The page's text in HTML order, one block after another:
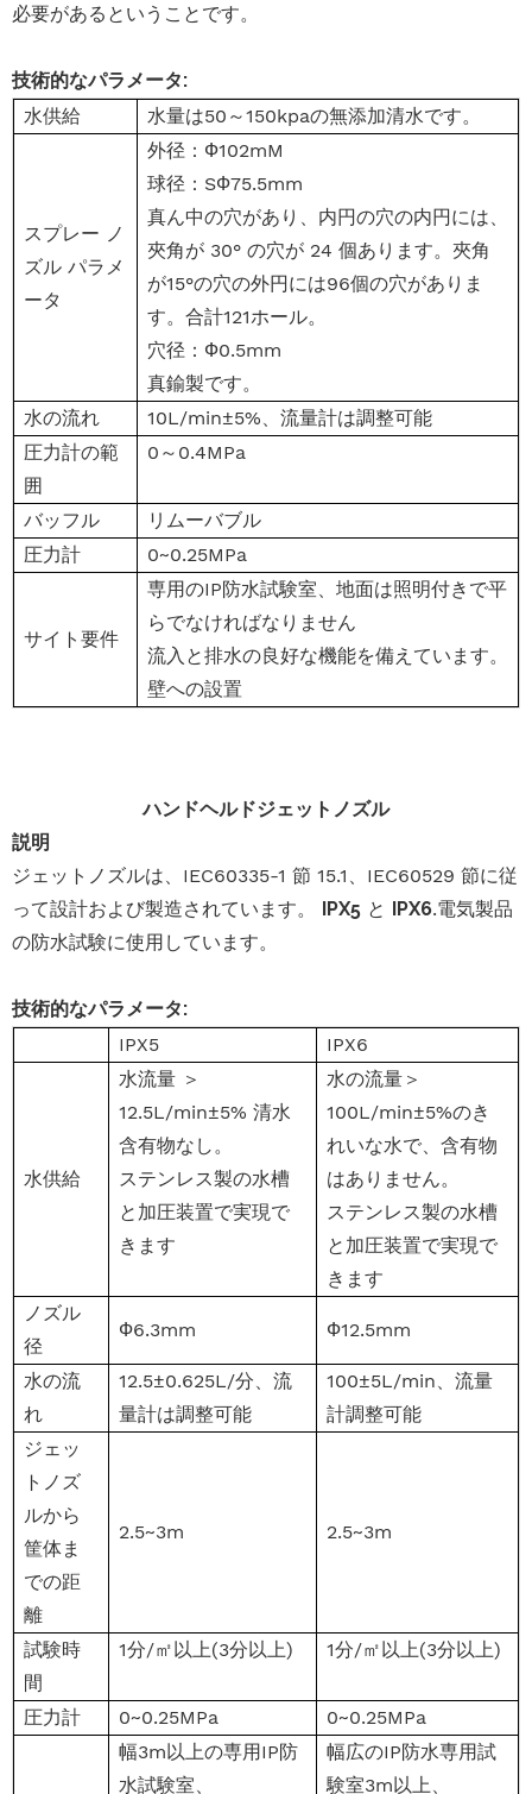
必要があるということです。
技術的なパラメータ:
水供給
水量は50～150kpaの無添加清水です。
スプレー ノ
ズル パラメ
ータ
外径：Ф102mM
球径：SФ75.5mm
真ん中の穴があり、内円の穴の内円には、
夾角が 30° の穴が 24 個あります。夾角
が15°の穴の外円には96個の穴がありま
す。合計121ホール。
穴径：Ф0.5mm
真鍮製です。
水の流れ
10L/min±5%、流量計は調整可能
圧力計の範
囲
0～0.4MPa
バッフル
リムーバブル
圧力計
0~0.25MPa
サイト要件
専用のIP防水試験室、地面は照明付きで平
らでなければなりません
流入と排水の良好な機能を備えています。
壁への設置
ハンドヘルドジェットノズル
説明
ジェットノズルは、IEC60335-1 節 15.1、IEC60529 節に従
って設計および製造されています。 IPX5 と IPX6.電気製品
の防水試験に使用しています。
技術的なパラメータ:
IPX5
IPX6
水供給
水流量 ＞
12.5L/min±5% 清水
含有物なし。
ステンレス製の水槽
と加圧装置で実現で
きます
水の流量＞
100L/min±5%のき
れいな水で、含有物
はありません。
ステンレス製の水槽
と加圧装置で実現で
きます
ノズル
径
Ф6.3mm Ф12.5mm
水の流
れ
12.5±0.625L/分、流
量計は調整可能
100±5L/min、流量
計調整可能
ジェッ
トノズ
ルから
筐体ま
での距
離
2.5~3m 2.5~3m
試験時
間
1分/㎡以上(3分以上) 1分/㎡以上(3分以上)
圧力計 0~0.25MPa 0~0.25MPa
幅3m以上の専用IP防
水試験室、
幅広のIP防水専用試
験室3m以上、